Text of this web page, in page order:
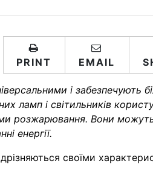
PRINT EMAIL
і забезпечують
ламп і світильників
розжарювання. Вони
енергії.
своїми